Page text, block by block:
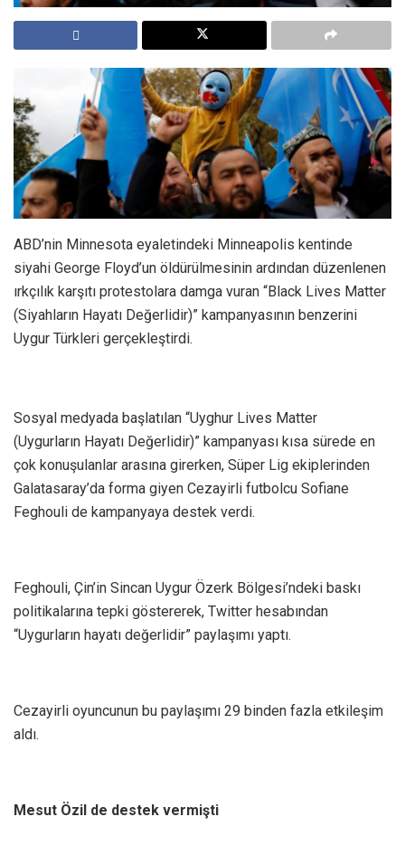
ABD’nin Minnesota eyaletindeki Minneapolis kentinde
siyahi George Floyd’un öldürülmesinin ardından düzenlenen
ırkçılık karşıtı protestolara damga vuran “Black Lives Matter
(Siyahların Hayatı Değerlidir)” kampanyasının benzerini
Uygur Türkleri gerçekleştirdi.
Sosyal medyada başlatılan “Uyghur Lives Matter
(Uygurların Hayatı Değerlidir)” kampanyası kısa sürede en
çok konuşulanlar arasına girerken, Süper Lig ekiplerinden
Galatasaray’da forma giyen Cezayirli futbolcu Sofiane
Feghouli de kampanyaya destek verdi.
Feghouli, Çin’in Sincan Uygur Özerk Bölgesi’ndeki baskı
politikalarına tepki göstererek, Twitter hesabından
“Uygurların hayatı değerlidir” paylaşımı yaptı.
Cezayirli oyuncunun bu paylaşımı 29 binden fazla etkileşim
aldı.
Mesut Özil de destek vermişti